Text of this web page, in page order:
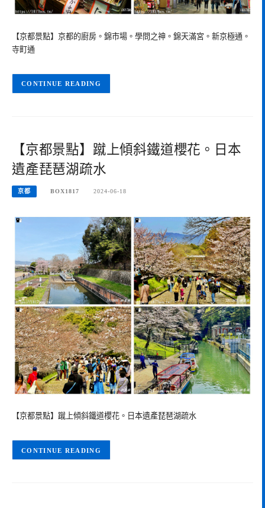
【京都景點】京都的廚房。錦市場。學問之神。錦天滿宮。新京極通。
寺町通
CONTINUE READING
【京都景點】蹴上傾斜鐵道櫻花。日本
遺產琵琶湖疏水
京都 BOX1817 2024-06-18
【京都景點】蹴上傾斜鐵道櫻花。日本遺產琵琶湖疏水
CONTINUE READING